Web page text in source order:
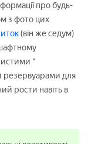
про будь-
з фото цих
(він же седум)
"
резервуарами для
рости навіть в